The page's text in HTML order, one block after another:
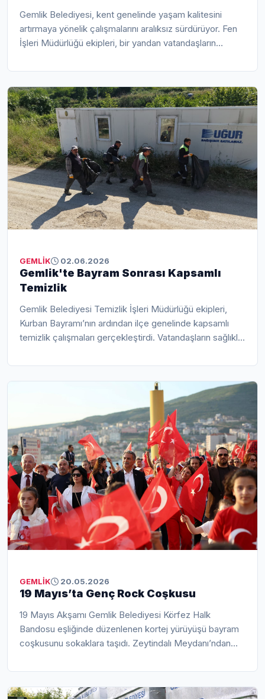
Gemlik Belediyesi, kent genelinde yaşam kalitesini
artırmaya yönelik çalışmalarını aralıksız sürdürüyor. Fen
İşleri Müdürlüğü ekipleri, bir yandan vatandaşların
gerçekleştirirken, diğer yandan ulaşım altyapısını
güçlendirmek amacıyla asfalt çalışmalarına devam
ediyor.
GEMLİK 02.06.2026
Gemlik'te Bayram Sonrası Kapsamlı
Temizlik
Gemlik Belediyesi Temizlik İşleri Müdürlüğü ekipleri,
Kurban Bayramı’nın ardından ilçe genelinde kapsamlı
temizlik çalışmaları gerçekleştirdi. Vatandaşların sağlıklı
amacıyla yürütülen çalışmalar kapsamında hem Kurban
Pazarı’nda hem de mahallelerde yoğun mesai harcandı.
GEMLİK 20.05.2026
19 Mayıs’ta Genç Rock Coşkusu
19 Mayıs Akşamı Gemlik Belediyesi Körfez Halk
Bandosu eşliğinde düzenlenen kortej yürüyüşü bayram
coşkusunu sokaklara taşıdı. Zeytindalı Meydanı’ndan
etti. Türk bayrakları ve marşlar eşliğinde gerçekleşen
yürüyüşte vatandaşlar bayram coşkusunu birlik ve